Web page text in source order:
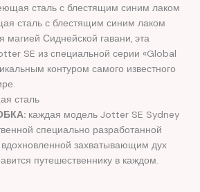
сталь с блестящим синим лаком
сталь с блестящим синим лаком
магией Сиднейской гавани, эта
SE из специальной серии «Global
контуром самого известного
сталь
каждая модель Jotter SE Sydney
специально разработанной
вдохновленной захватывающим дух
путешественнику в каждом.